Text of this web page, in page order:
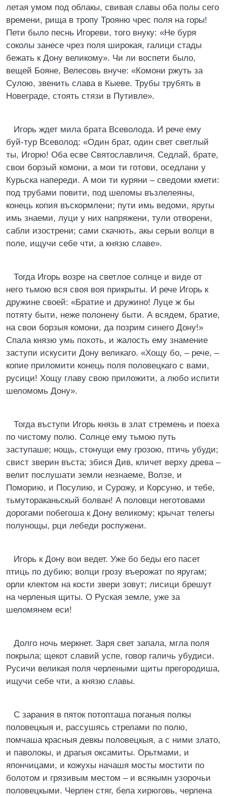
летая умом под облакы, свивая славы оба полы сего
времени, рища в тропу Трояню чрес поля на горы!
Пети было песнь Игореви, того внуку: «Не буря
соколы занесе чрез поля широкая, галици стады
бежать к Дону великому». Чи ли воспети было,
вещей Бояне, Велесовь внуче: «Комони ржуть за
Сулою, звенить слава в Кыеве. Трубы трубять в
Новеграде, стоять стязи в Путивле».
Игорь ждет мила брата Всеволода. И рече ему
буй-тур Всеволод: «Один брат, один свет светлый
ты, Игорю! Оба есве Святославличя. Седлай, брате,
свои борзый комони, а мои ти готови, оседлани у
Курьска напереди. А мои ти куряни – сведоми кмети:
под трубами повити, под шеломы възлелеяны,
конець копия въскормлени; пути имь ведоми, яругы
имь знаеми, луци у них напряжени, тули отворени,
сабли изострени; сами скачють, акы серыи волци в
поле, ищучи себе чти, а князю славе».
Тогда Игорь возре на светлое солнце и виде от
него тьмою вся своя воя прикрыты. И рече Игорь к
дружине своей: «Братие и дружино! Луце ж бы
потяту быти, неже полонену быти. А всядем, братие,
на свои борзыя комони, да позрим синего Дону!»
Спала князю умь похоть, и жалость ему знамение
заступи искусити Дону великаго. «Хощу бо, – рече, –
копие приломити конець поля половецкаго с вами,
русици! Хощу главу свою приложити, а любо испити
шеломомь Дону».
Тогда въступи Игорь князь в злат стремень и поеха
по чистому полю. Солнце ему тьмою путь
заступаше; нощь, стонущи ему грозою, птичь убуди;
свист зверин въста; збися Див, кличет верху древа –
велит послушати земли незнаеме, Волзе, и
Поморию, и Посулию, и Сурожу, и Корсуню, и тебе,
тьмутораканьскый болван! А половци неготовами
дорогами побегоша к Дону великому; крычат телегы
полунощы, рци лебеди роспужени.
Игорь к Дону вои ведет. Уже бо беды его пасет
птиць по дубию; волци грозу въерожат по яругам;
орли клектом на кости звери зовут; лисици брешут
на черленыя щиты. О Руская земле, уже за
шеломянем еси!
Долго ночь меркнет. Заря свет запала, мгла поля
покрыла; щекот славий успе, говор галичь убудиси.
Русичи великая поля черлеными щиты прегородиша,
ищучи себе чти, а князю славы.
С зарания в пяток потопташа поганыя полкы
половецкыя и, рассушясь стрелами по полю,
помчаша красныя девкы половецкыя, а с ними злато,
и паволокы, и драгыя оксамиты. Орьтмами, и
япончицами, и кожухы начашя мосты мостити по
болотом и грязивым местом – и всякымн узорочьи
половецкыми. Черлен стяг, бела хирюговь, черлена